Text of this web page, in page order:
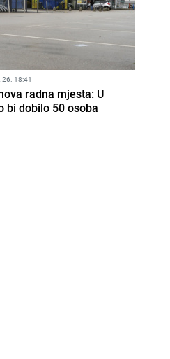
18:41
radna mjesta: U
bi dobilo 50 osoba